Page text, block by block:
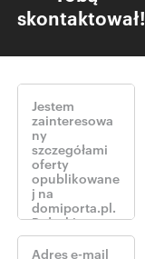
skontaktował!